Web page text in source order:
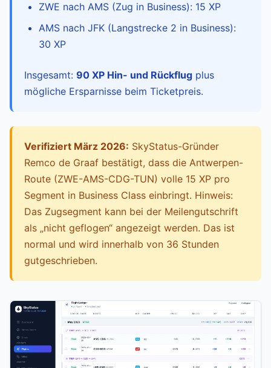
ZWE nach AMS (Zug in Business): 15 XP
AMS nach JFK (Langstrecke 2 in Business):
30 XP
Insgesamt: 90 XP Hin- und Rückflug plus
mögliche Ersparnisse beim Ticketpreis.
Verifiziert März 2026: SkyStatus-Gründer
Remco de Graaf bestätigt, dass die Antwerpen-
Route (ZWE-AMS-CDG-TUN) volle 15 XP pro
Segment in Business Class einbringt. Hinweis:
Das Zugsegment kann bei der Meilengutschrift
als „nicht geflogen“ angezeigt werden. Das ist
normal und wird innerhalb von 36 Stunden
gutgeschrieben.